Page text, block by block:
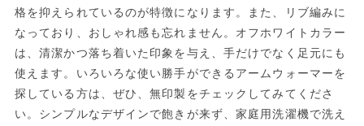
格を抑えられているのが特徴になります。また、リブ編みに
なっており、おしゃれ感も忘れません。オフホワイトカラー
は、清潔かつ落ち着いた印象を与え、手だけでなく足元にも
使えます。いろいろな使い勝手ができるアームウォーマーを
探している方は、ぜひ、無印製をチェックしてみてくださ
い。シンプルなデザインで飽きが来ず、家庭用洗濯機で洗え